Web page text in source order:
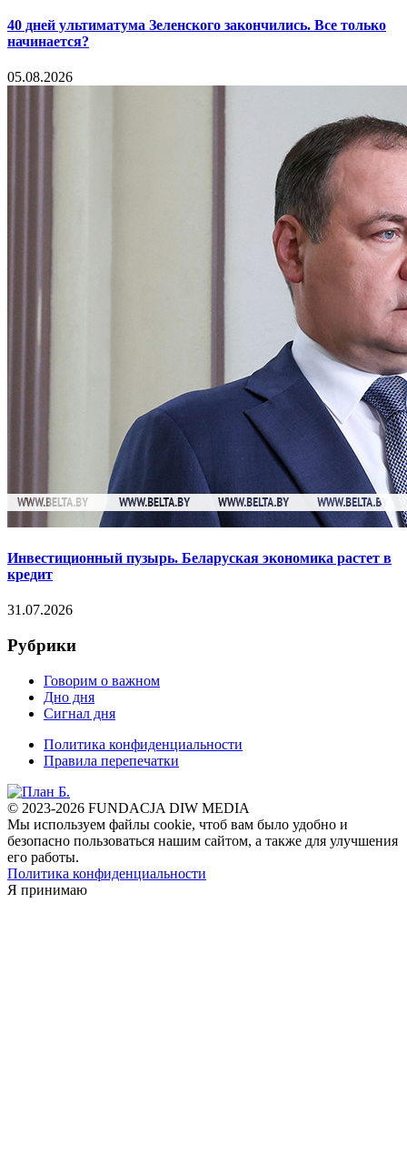
40 дней ультиматума Зеленского закончились. Все только
начинается?
05.08.2026
Инвестиционный пузырь. Беларуская экономика растет в
кредит
31.07.2026
Рубрики
Говорим о важном
Дно дня
Сигнал дня
Политика конфиденциальности
Правила перепечатки
© 2023-2026 FUNDACJA DIW MEDIA
Мы используем файлы cookie, чтоб вам было удобно и
безопасно пользоваться нашим сайтом, а также для улучшения
его работы.
Политика конфиденциальности
Я принимаю